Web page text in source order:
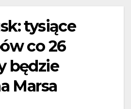
tysiące
co 26
będzie
Marsa